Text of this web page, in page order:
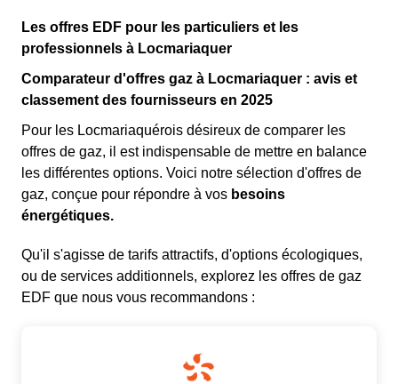
Les offres EDF pour les particuliers et les
professionnels à Locmariaquer
Comparateur d'offres gaz à Locmariaquer : avis et
classement des fournisseurs en 2025
Pour les Locmariaquérois désireux de comparer les
offres de gaz, il est indispensable de mettre en balance
les différentes options. Voici notre sélection d'offres de
gaz, conçue pour répondre à vos besoins
énergétiques.
Qu'il s'agisse de tarifs attractifs, d'options écologiques,
ou de services additionnels, explorez les offres de gaz
EDF que nous vous recommandons :